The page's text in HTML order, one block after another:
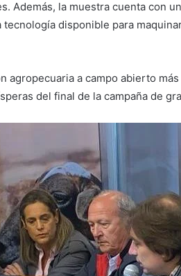
Además, la muestra cuenta con
disponible para
agropecuaria a campo abierto
del final de la campaña de